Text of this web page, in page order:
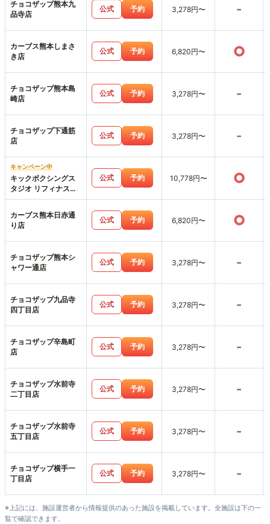
チョコザップ熊本九
品寺店
公式 予約 3,278円〜 -
カーブス熊本しまさ
き店
公式 予約 6,820円〜 ○
チョコザップ熊本島
崎店
公式 予約 3,278円〜 -
チョコザップ下通筋
店
公式 予約 3,278円〜 -
キャンペーン中
キックボクシングス
タジオ リフィナス熊
本店
公式 予約 10,778円〜 ○
カーブス熊本日赤通
り店
公式 予約 6,820円〜 ○
チョコザップ熊本シ
ャワー通店
公式 予約 3,278円〜 -
チョコザップ九品寺
四丁目店
公式 予約 3,278円〜 -
チョコザップ辛島町
店
公式 予約 3,278円〜 -
チョコザップ水前寺
二丁目店
公式 予約 3,278円〜 -
チョコザップ水前寺
五丁目店
公式 予約 3,278円〜 -
チョコザップ横手一
丁目店
公式 予約 3,278円〜 -
※上記には、施設運営者から情報提供のあった施設を掲載しています。全施設は下の一
覧で確認できます。